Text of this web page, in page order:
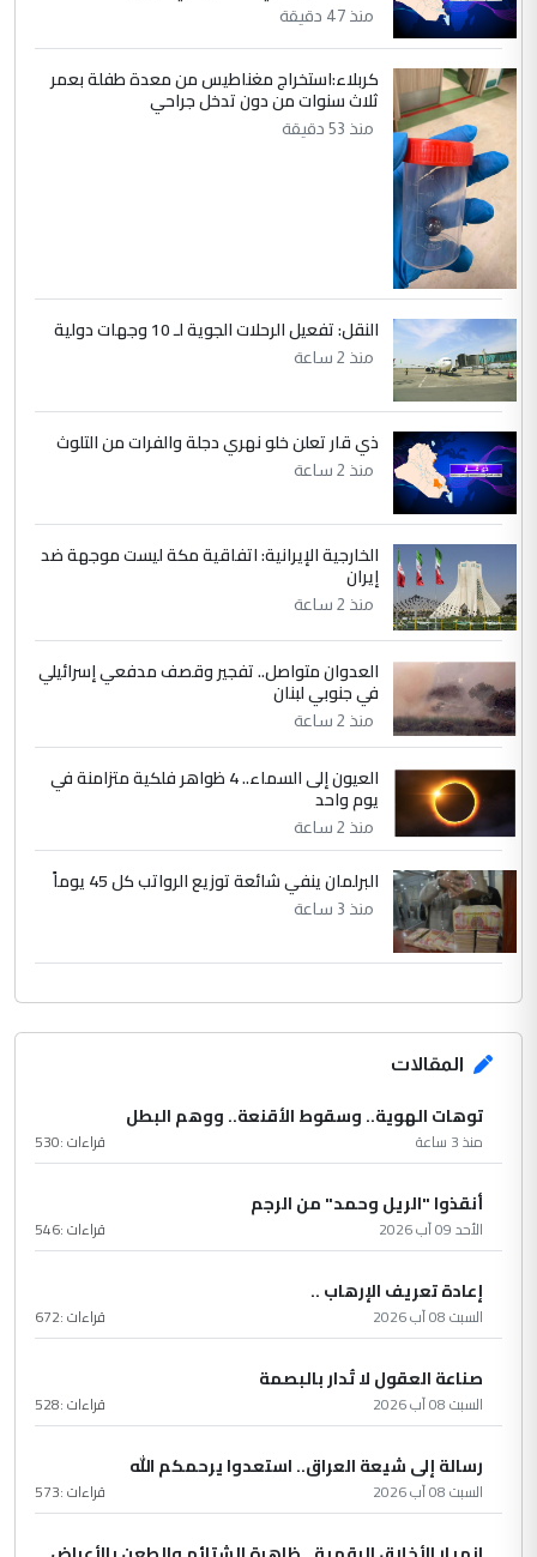
الموضوع :
وتعديل استمارة قرعة الحج
صلاح مهدي حسن
التعليق : صلاح مهدي حسن ...
الموضوع :
وتعديل استمارة قرعة الحج
منذ 47 دقيقة
كربلاء:استخراج مغناطيس من معدة طفلة بعمر
ثلاث سنوات من دون تدخل جراحي
منذ 53 دقيقة
النقل: تفعيل الرحلات الجوية لـ 10 وجهات دولية
منذ 2 ساعة
ذي قار تعلن خلو نهري دجلة والفرات من التلوث
منذ 2 ساعة
الخارجية الإيرانية: اتفاقية مكة ليست موجهة ضد
إيران
منذ 2 ساعة
العدوان متواصل.. تفجير وقصف مدفعي إسرائيلي
في جنوبي لبنان
منذ 2 ساعة
العيون إلى السماء.. 4 ظواهر فلكية متزامنة في
يوم واحد
منذ 2 ساعة
البرلمان ينفي شائعة توزيع الرواتب كل 45 يوماً
منذ 3 ساعة
المقالات
توهات الهوية.. وسقوط الأقنعة.. ووهم البطل
منذ 3 ساعة قراءات :530
أنقذوا "الريل وحمد" من الرجم
الأحد 09 آب 2026 قراءات :546
إعادة تعريف الإرهاب ..
السبت 08 آب 2026 قراءات :672
صناعة العقول لا تُدار بالبصمة
السبت 08 آب 2026 قراءات :528
رسالة إلى شيعة العراق.. استعدوا يرحمكم الله
السبت 08 آب 2026 قراءات :573